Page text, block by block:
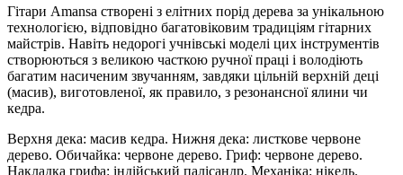
Гітари Amansa створені з елітних порід дерева за унікальною
технологією, відповідно багатовіковим традиціям гітарних
майстрів. Навіть недорогі учнівські моделі цих інструментів
створюються з великою часткою ручної праці і володіють
багатим насиченим звучанням, завдяки цільній верхній деці
(масив), виготовленої, як правило, з резонансної ялини чи
кедра.
Верхня дека: масив кедра. Нижня дека: листкове червоне
дерево. Обичайка: червоне дерево. Гриф: червоне дерево.
Накладка грифа: індійський палісандр. Механіка: нікель.